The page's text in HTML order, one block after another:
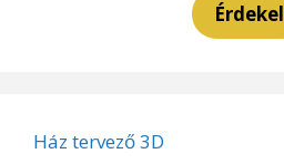
Érdekel
Ház tervező 3D